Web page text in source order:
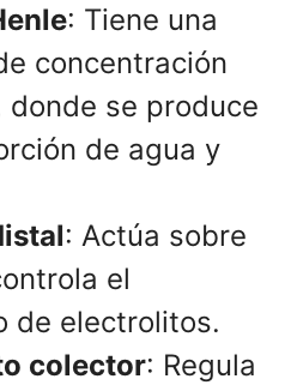
: Tiene una
concentración
donde se produce
de agua y
: Actúa sobre
el
de electrolitos.
colector: Regula